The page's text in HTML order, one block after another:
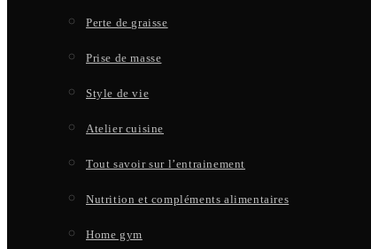
Perte de graisse
Prise de masse
Style de vie
Atelier cuisine
Tout savoir sur l’entrainement
Nutrition et compléments alimentaires
Home gym